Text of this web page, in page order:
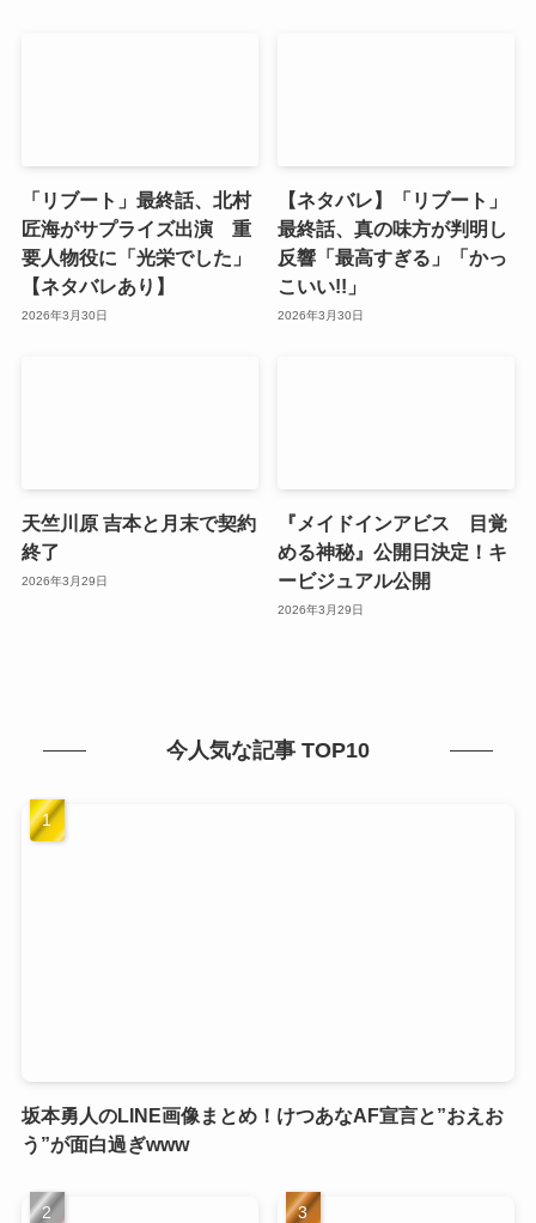
「リブート」最終話、北村
匠海がサプライズ出演 重
要人物役に「光栄でした」
【ネタバレあり】
2026年3月30日
【ネタバレ】「リブート」
最終話、真の味方が判明し
反響「最高すぎる」「かっ
こいい!!」
2026年3月30日
天竺川原 吉本と月末で契約
終了
2026年3月29日
『メイドインアビス 目覚
める神秘』公開日決定！キ
ービジュアル公開
2026年3月29日
今人気な記事 TOP10
坂本勇人のLINE画像まとめ！けつあなAF宣言と”おえお
う”が面白過ぎwww